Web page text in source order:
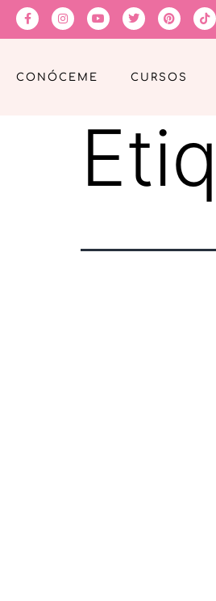
CONÓCEME CURSOS